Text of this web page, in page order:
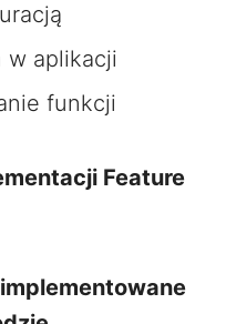
w aplikacji
funkcji
Feature